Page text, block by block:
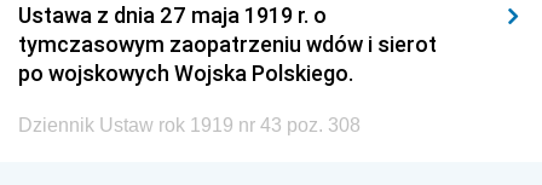
Ustawa z dnia 27 maja 1919 r. o
tymczasowym zaopatrzeniu wdów i sierot
po wojskowych Wojska Polskiego.
Dziennik Ustaw rok 1919 nr 43 poz. 308